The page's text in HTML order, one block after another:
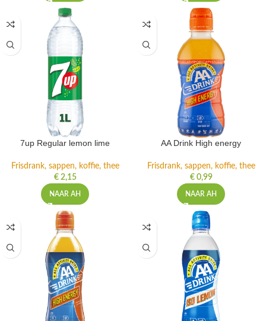
7up Regular lemon lime
Frisdrank, sappen, koffie, thee
€2,15
NAAR AH
AA Drink High energy
Frisdrank, sappen, koffie, thee
€0,99
NAAR AH